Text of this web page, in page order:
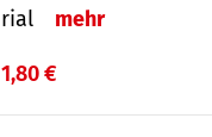
rial
mehr
1,80 €